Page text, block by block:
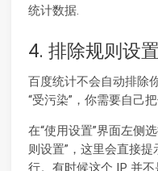
统计数据.
4. 排除规则设置
百度统计不会自动排除
“受污染”，你需要自己
在“使用设置”界面左侧
则设置”，这里会直接
行。有时候这个 IP 并